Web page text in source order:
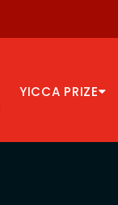
YICCA PRIZE